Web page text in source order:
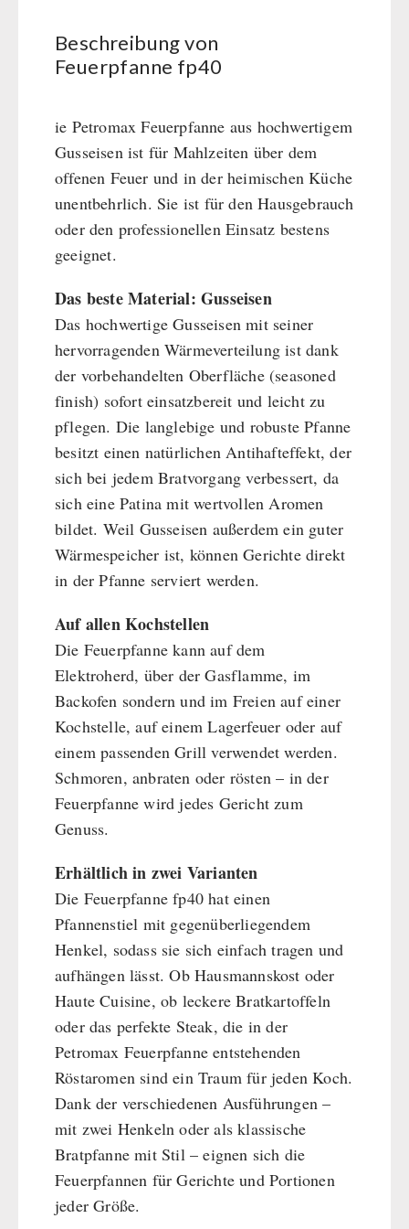
Atemschutz / ABC Schutzanzug
Gamma-Scout Geigerzähler
Notrationen
Trinkwasser
Suppen
Hauptmahlzeiten
Dessert
Ergänzungs-Pakete
Schutzraum-Ausrüstung
Beschreibung von
Feuerpfanne fp40
ie Petromax Feuerpfanne aus hochwertigem
Gusseisen ist für Mahlzeiten über dem
offenen Feuer und in der heimischen Küche
unentbehrlich. Sie ist für den Hausgebrauch
oder den professionellen Einsatz bestens
geeignet.
Das beste Material: Gusseisen
Das hochwertige Gusseisen mit seiner
hervorragenden Wärmeverteilung ist dank
der vorbehandelten Oberfläche (seasoned
finish) sofort einsatzbereit und leicht zu
pflegen. Die langlebige und robuste Pfanne
besitzt einen natürlichen Antihafteffekt, der
sich bei jedem Bratvorgang verbessert, da
sich eine Patina mit wertvollen Aromen
bildet. Weil Gusseisen außerdem ein guter
Wärmespeicher ist, können Gerichte direkt
in der Pfanne serviert werden.
Auf allen Kochstellen
Die Feuerpfanne kann auf dem
Elektroherd, über der Gasflamme, im
Backofen sondern und im Freien auf einer
Kochstelle, auf einem Lagerfeuer oder auf
einem passenden Grill verwendet werden.
Schmoren, anbraten oder rösten – in der
Feuerpfanne wird jedes Gericht zum
Genuss.
Erhältlich in zwei Varianten
Die Feuerpfanne fp40 hat einen
Pfannenstiel mit gegenüberliegendem
Henkel, sodass sie sich einfach tragen und
aufhängen lässt. Ob Hausmannskost oder
Haute Cuisine, ob leckere Bratkartoffeln
oder das perfekte Steak, die in der
Petromax Feuerpfanne entstehenden
Röstaromen sind ein Traum für jeden Koch.
Dank der verschiedenen Ausführungen –
mit zwei Henkeln oder als klassische
Bratpfanne mit Stil – eignen sich die
Feuerpfannen für Gerichte und Portionen
jeder Größe.